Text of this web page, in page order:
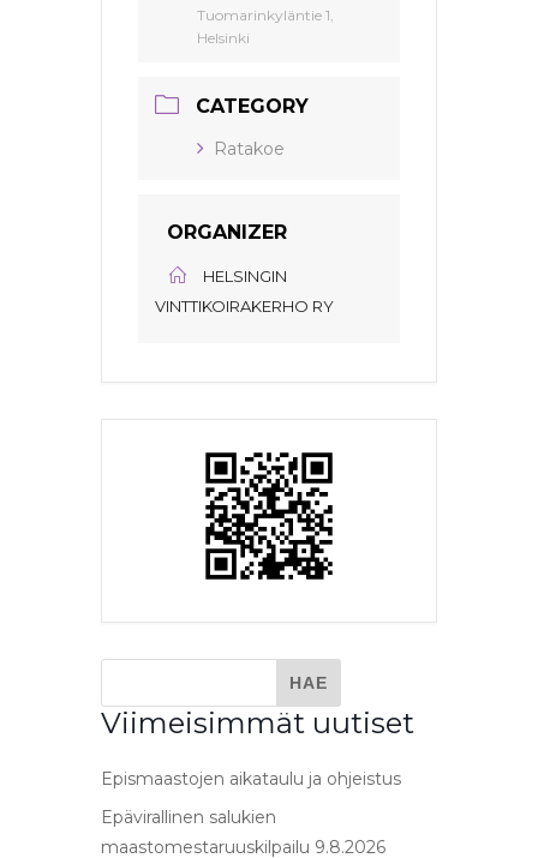
Tuomarinkyläntie 1,
Helsinki
CATEGORY
Ratakoe
ORGANIZER
HELSINGIN
VINTTIKOIRAKERHO RY
Viimeisimmät uutiset
Epismaastojen aikataulu ja ohjeistus
Epävirallinen salukien
maastomestaruuskilpailu 9.8.2026